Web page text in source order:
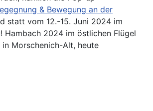
& Bewegung an der
statt vom 12.-15. Juni 2024 im
Hambach 2024 im östlichen Flügel
Morschenich-Alt, heute